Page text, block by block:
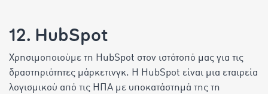
12. HubSpot
Χρησιμοποιούμε τη HubSpot στον ιστότοπό μας για τις
δραστηριότητες μάρκετινγκ. Η HubSpot είναι μια εταιρεία
λογισμικού από τις ΗΠΑ με υποκατάστημά της τη